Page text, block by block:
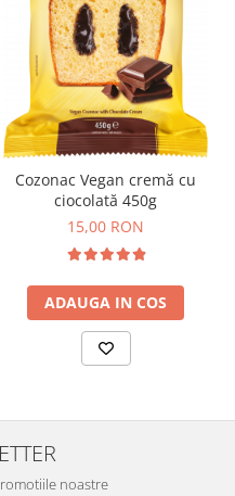
Cozonac Vegan cremă cu
ciocolată 450g
15,00 RON
ADAUGA IN COS
noastre